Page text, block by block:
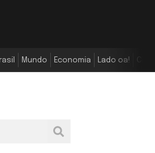
Mundo Economia Lado oa!